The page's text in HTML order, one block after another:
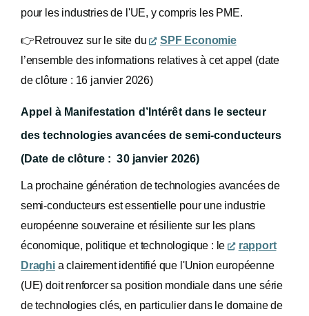
pour les industries de l'UE, y compris les PME.
👉Retrouvez sur le site du
SPF Economie
l’ensemble des informations relatives à cet appel (date
de clôture : 16 janvier 2026)
Appel à Manifestation d’Intérêt dans le secteur
des technologies avancées de semi-conducteurs
(Date de clôture : 30 janvier 2026)
La prochaine génération de technologies avancées de
semi-conducteurs est essentielle pour une industrie
européenne souveraine et résiliente sur les plans
économique, politique et technologique : le
rapport
Draghia clairement identifié que l'Union européenne
(UE) doit renforcer sa position mondiale dans une série
de technologies clés, en particulier dans le domaine de